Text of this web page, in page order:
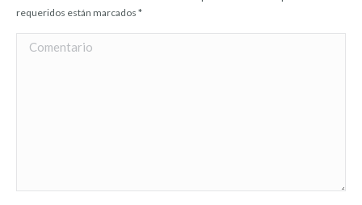
requeridos están marcados *
Comentario